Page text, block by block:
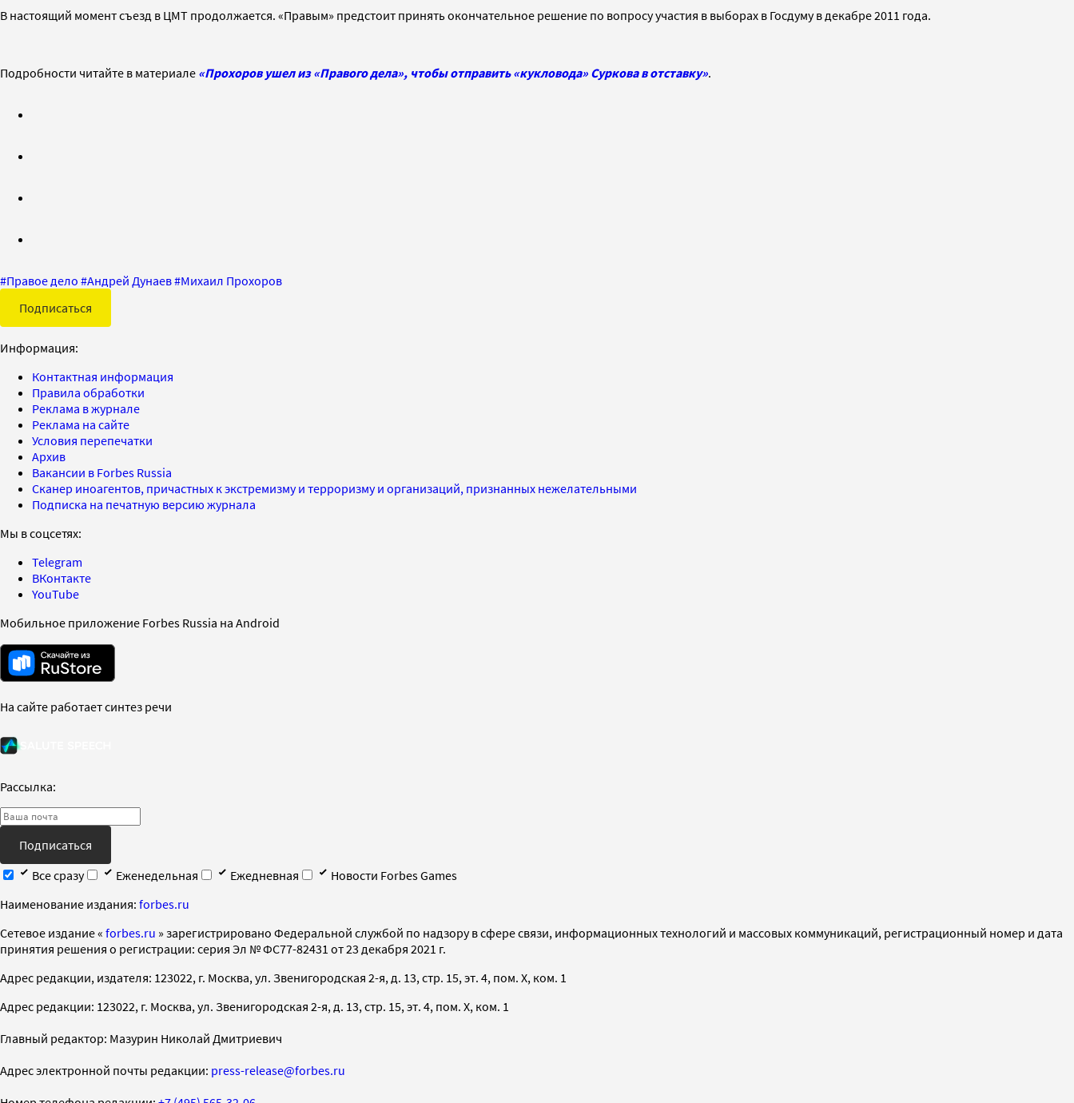
В настоящий момент съезд в ЦМТ продолжается. «Правым» предстоит принять окончательное решение по вопросу участия в выборах в Госдуму в декабре 2011 года.
Подробности читайте в материале «Прохоров ушел из «Правого дела», чтобы отправить «кукловода» Суркова в отставку».
#Правое дело #Андрей Дунаев#Михаил Прохоров
Подписаться
Информация:
Контактная информация
Правила обработки
Реклама в журнале
Реклама на сайте
Условия перепечатки
Архив
Вакансии в Forbes Russia
Сканер иноагентов, причастных к экстремизму и терроризму и организаций, признанных нежелательными
Подписка на печатную версию журнала
Мы в соцсетях:
Telegram
ВКонтакте
YouTube
Мобильное приложение Forbes Russia на Android
На сайте работает синтез речи
Рассылка:
Подписаться
Все сразу
Еженедельная Ежедневная
Новости Forbes Games
Наименование издания: forbes.ru
Cетевое издание « forbes.ru » зарегистрировано Федеральной службой по надзору в сфере связи, информационных технологий и массовых коммуникаций, регистрационный номер и дата
принятия решения о регистрации: серия Эл № ФС77-82431 от 23 декабря 2021 г.
Адрес редакции, издателя: 123022, г. Москва, ул. Звенигородская 2-я, д. 13, стр. 15, эт. 4, пом. X, ком. 1
Адрес редакции: 123022, г. Москва, ул. Звенигородская 2-я, д. 13, стр. 15, эт. 4, пом. X, ком. 1
Главный редактор: Мазурин Николай Дмитриевич
Адрес электронной почты редакции: press-release@forbes.ru